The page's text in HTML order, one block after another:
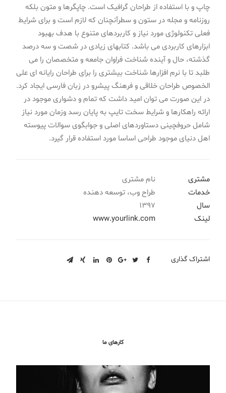
چاپ و با استفاده از طراحان گرافیک است. چاپگرها و متون بلکه
روزنامه و مجله در ستون و سطرآنچنان که لازم است و برای شرایط
فعلی تکنولوژی مورد نیاز و کاربردهای متنوع با هدف بهبود
ابزارهای کاربردی می باشد. کتابهای زیادی در شصت و سه درصد
گذشته، حال و آینده شناخت فراوان جامعه و متخصصان را می
طلبد تا با نرم افزارها شناخت بیشتری را برای طراحان رایانه ای علی
الخصوص طراحان خلاقی و فرهنگ پیشرو در زبان فارسی ایجاد کرد.
در این صورت می توان امید داشت که تمام و دشواری موجود در
ارائه راهکارها و شرایط سخت تایپ به پایان رسد وزمان مورد نیاز
شامل حروفچینی دستاوردهای اصلی و جوابگوی سوالات پیوسته
اهل دنیای موجود طراحی اساسا مورد استفاده قرار گیرد.
مشتری
نام مشتری
خدمات
طراح وب، توسعه دهنده
سال
1397
لینک
www.yourlink.com
اشتراک گذاری
کارهای ما